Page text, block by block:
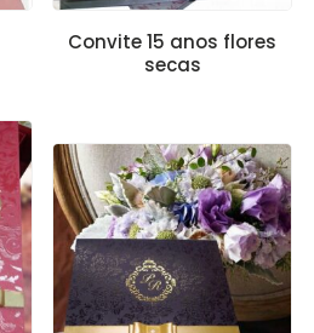
Convite 15 anos flores
secas